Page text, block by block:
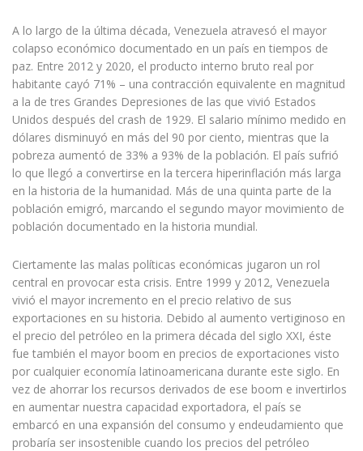
A lo largo de la última década, Venezuela atravesó el mayor
colapso económico documentado en un país en tiempos de
paz. Entre 2012 y 2020, el producto interno bruto real por
habitante cayó 71% – una contracción equivalente en magnitud
a la de tres Grandes Depresiones de las que vivió Estados
Unidos después del crash de 1929. El salario mínimo medido en
dólares disminuyó en más del 90 por ciento, mientras que la
pobreza aumentó de 33% a 93% de la población. El país sufrió
lo que llegó a convertirse en la tercera hiperinflación más larga
en la historia de la humanidad. Más de una quinta parte de la
población emigró, marcando el segundo mayor movimiento de
población documentado en la historia mundial.
Ciertamente las malas políticas económicas jugaron un rol
central en provocar esta crisis. Entre 1999 y 2012, Venezuela
vivió el mayor incremento en el precio relativo de sus
exportaciones en su historia. Debido al aumento vertiginoso en
el precio del petróleo en la primera década del siglo XXI, éste
fue también el mayor boom en precios de exportaciones visto
por cualquier economía latinoamericana durante este siglo. En
vez de ahorrar los recursos derivados de ese boom e invertirlos
en aumentar nuestra capacidad exportadora, el país se
embarcó en una expansión del consumo y endeudamiento que
probaría ser insostenible cuando los precios del petróleo